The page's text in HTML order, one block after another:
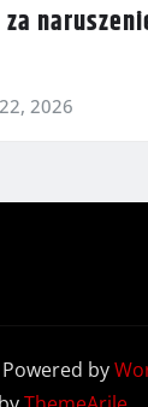
2026
by